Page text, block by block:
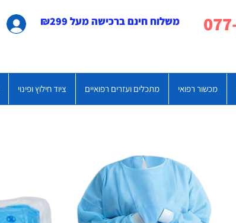
משלוח חינם ברכישה מעל ₪299
מכשור רפואי מתכלים ועזרים רפואיים ציוד חילוץ ופינוי